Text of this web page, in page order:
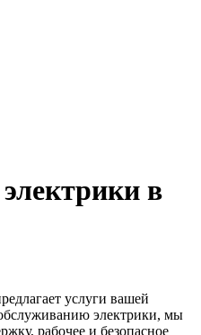
в
услуги вашей
электрики, мы
рабочее и безопасное